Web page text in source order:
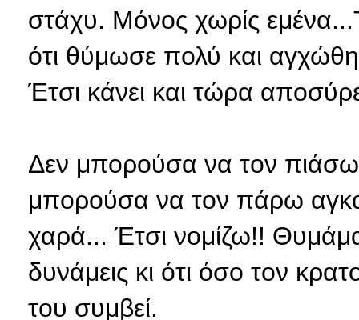
στάχυ. Μόνος χωρίς
ότι θύμωσε πολύ και
Έτσι κάνει και τώρα
Δεν μπορούσα να τον
μπορούσα να τον πάρω
χαρά... Έτσι νομίζω!!
δυνάμεις κι ότι όσο τον
του συμβεί.